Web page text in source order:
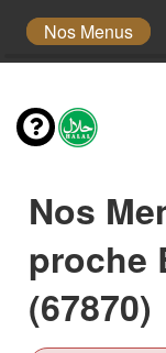
Nos Menus
Nos
proche
(67870)